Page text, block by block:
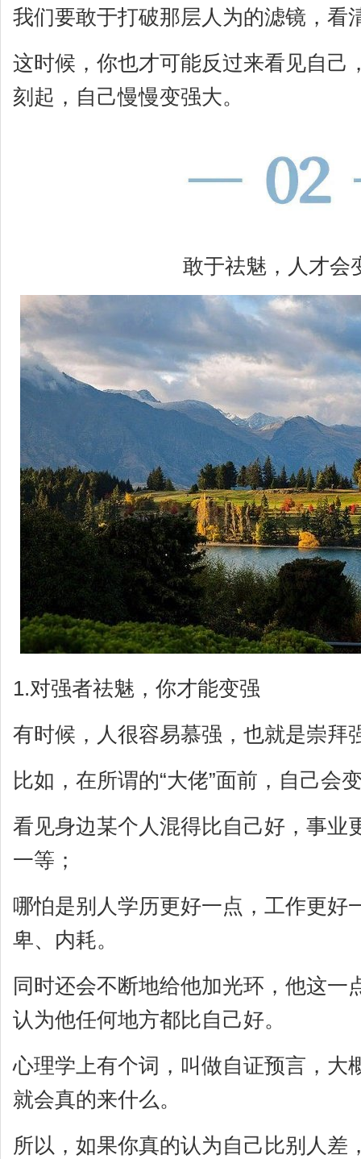
我们要敢于打破那层人为的滤镜，看
这时候，你也才可能反过来看见自己
刻起，自己慢慢变强大。
敢于祛魅，人才会
1.对强者祛魅，你才能变强
有时候，人很容易慕强，也就是崇拜
比如，在所谓的“大佬”面前，自己会
看见身边某个人混得比自己好，事业
一等；
哪怕是别人学历更好一点，工作更好
卑、内耗。
同时还会不断地给他加光环，他这一
认为他任何地方都比自己好。
心理学上有个词，叫做自证预言，大
就会真的来什么。
所以，如果你真的认为自己比别人差